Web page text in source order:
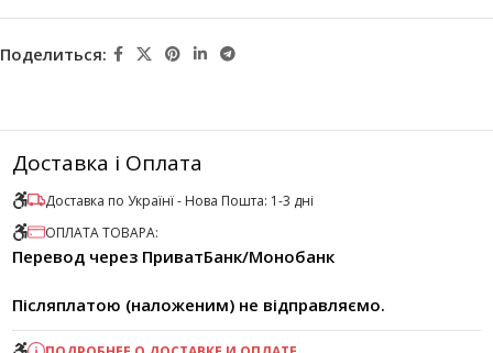
Поделиться:
Доставка і Оплата
Доставка по Українї - Нова Пошта: 1-3 дні
ОПЛАТА ТОВАРА:
Перевод через ПриватБанк/Монобанк
Післяплатою (наложеним) не відправляємо.